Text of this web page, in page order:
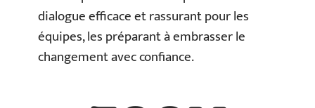
dialogue efficace et rassurant pour les
équipes, les préparant à embrasser le
changement avec confiance.